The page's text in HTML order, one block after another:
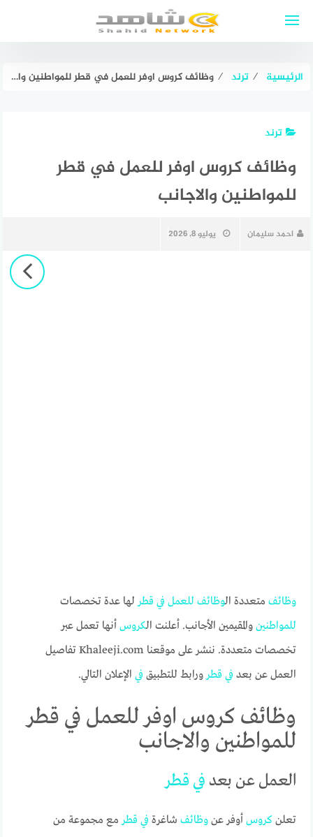
الرئيسية ⁄ ترند ⁄ وظائف كروس اوفر للعمل في قطر للمواطنين والاجانب
ترند
وظائف كروس اوفر للعمل في قطر
للمواطنين والاجانب
احمد سليمان يوليو 8, 2026
وظائف متعددة الوظائف للعمل في قطر لها عدة تخصصات
للمواطنين والمقيمين الأجانب. أعلنت الكروس أنها تعمل عبر
تخصصات متعددة. ننشر على موقعنا Khaleeji.com تفاصيل
العمل عن بعدفي قطر ورابط للتطبيقفي الإعلان التالي.
وظائف كروس اوفر للعمل في قطر
للمواطنين والاجانب
العمل عن بعد فيقطر
تعلنكروس أوفر عنوظائف شاغرةفي قطرمع مجموعة من